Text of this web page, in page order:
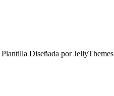
Diseñada por JellyThemes